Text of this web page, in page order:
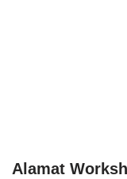
Alamat